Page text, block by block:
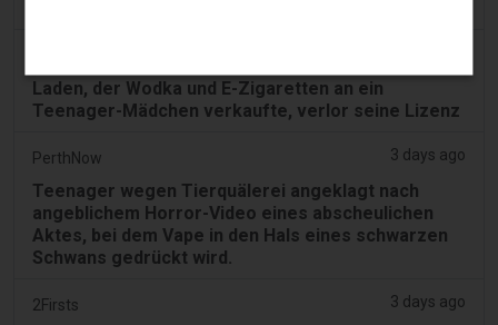
Laden, der Wodka und E-Zigaretten an ein
Teenager-Mädchen verkaufte, verlor seine Lizenz
PerthNow 3 days ago
Teenager wegen Tierquälerei angeklagt nach
angeblichem Horror-Video eines abscheulichen
Aktes, bei dem Vape in den Hals eines schwarzen
Schwans gedrückt wird.
2Firsts 3 days ago